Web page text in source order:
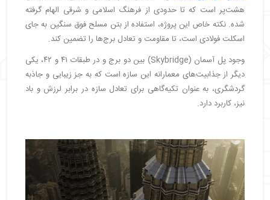
هشت‌پر است که تا حدودی از فرهنگ اسلامی و شرقی الهام گرفته
شده. نکته خاص این پروژه، استفاده از بتن مسلح فوق سنگین به ‌جای
اسکلت فولادی است، تا مقاومت و تعادل برج‌ها را تضمین کند.
وجود پل آسمان (Skybridge) بین دو برج و در طبقات ۴۱ و ۴۲، یکی
دیگر از جذابیت‌های معمارانه این سازه است که به جز زیبایی و جاذبه
گردشگری، به عنوان تکیه‌گاهی برای تعادل سازه در برابر لرزش و باد
نیز، کاربرد دارد.